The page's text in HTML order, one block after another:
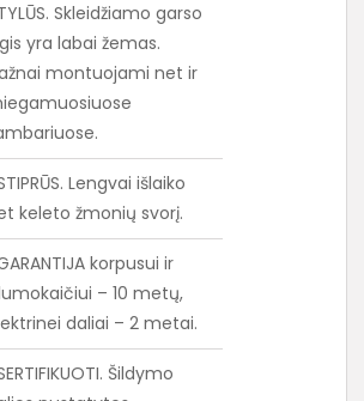
Skleidžiamo garso
yra labai žemas.
montuojami net ir
Lengvai išlaiko
keleto žmonių svorį.
korpusui ir
– 10 metų,
daliai – 2 metai.
Šildymo